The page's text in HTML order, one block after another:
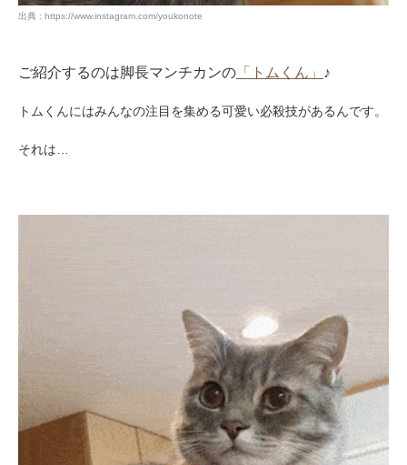
出典 : https://www.instagram.com/youkonote
ご紹介するのは脚長マンチカンの 「トムくん」 ♪
トムくんにはみんなの注目を集める可愛い必殺技があるんです。
それは…